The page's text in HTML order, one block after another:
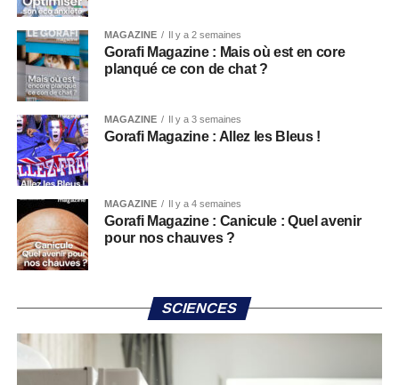
MAGAZINE Il y a 2 semaines
Gorafi Magazine : Mais où est en core
planqué ce con de chat ?
MAGAZINE Il y a 3 semaines
Gorafi Magazine : Allez les Bleus !
MAGAZINE Il y a 4 semaines
Gorafi Magazine : Canicule : Quel avenir
pour nos chauves ?
SCIENCES